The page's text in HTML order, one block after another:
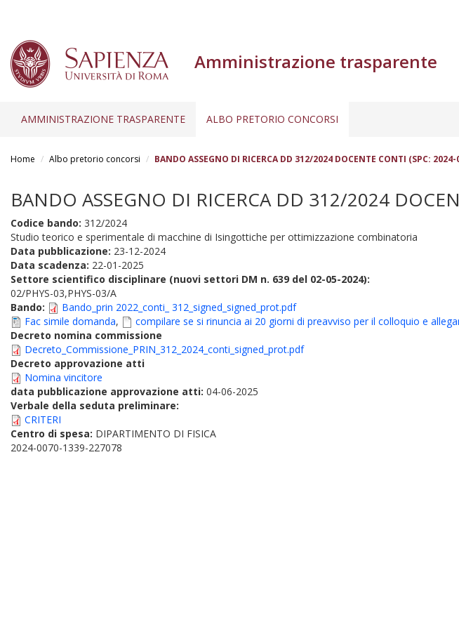
Amministrazione trasparente
AMMINISTRAZIONE TRASPARENTE ALBO PRETORIO CONCORSI
Home Albo pretorio concorsi BANDO ASSEGNO DI RICERCA DD 312/2024 DOCENTE CONTI (SPC:
BANDO ASSEGNO DI RICERCA DD 312/2024
Codice bando: 312/2024
Studio teorico e sperimentale di macchine di Isingottiche per ottimizzazione combinatoria
Data pubblicazione: 23-12-2024
Data scadenza: 22-01-2025
Settore scientifico disciplinare (nuovi settori DM n. 639 del 02-05-2024):
02/PHYS-03,PHYS-03/A
Bando:
Bando_prin 2022_conti_ 312_signed_signed_prot.pdf
Fac simile domanda,
compilare se si rinuncia ai 20 giorni di preavviso per il colloquio e
Decreto nomina commissione
Decreto_Commissione_PRIN_312_2024_conti_signed_prot.pdf
Decreto approvazione atti
Nomina vincitore
data pubblicazione approvazione atti: 04-06-2025
Verbale della seduta preliminare:
CRITERI
Centro di spesa: DIPARTIMENTO DI FISICA
2024-0070-1339-227078